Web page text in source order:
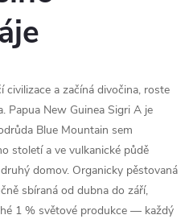
civilizace a začíná divočina, roste
Papua New Guinea Sigri A je
Blue Mountain sem
století a ve vulkanické půdě
domov. Organicky pěstovaná
sbíraná od dubna do září,
1 % světové produkce — každý